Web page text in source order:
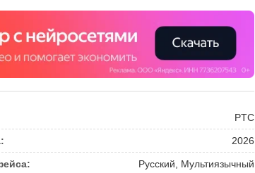
PTC
2026
Русский, Мультиязычный